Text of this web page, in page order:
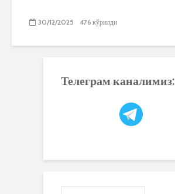
30/12/2025 476 кўрилди
Телеграм каналимиз: